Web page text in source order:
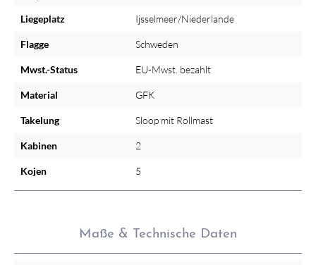
Liegeplatz Ijsselmeer/Niederlande
Flagge Schweden
Mwst.-Status EU-Mwst. bezahlt
Material GFK
Takelung Sloop mit Rollmast
Kabinen 2
Kojen 5
Maße & Technische Daten